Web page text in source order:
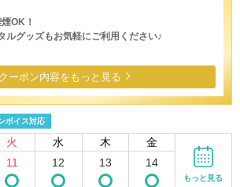
OK！
ルグッズもお気軽にご利用ください♪
クーポン内容をもっと見る
ボイス対応
火 水 木 金
11 12 13 14
もっと見る